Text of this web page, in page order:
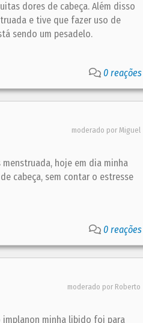
dores de cabeça. Além disso
e tive que fazer uso de
sendo um pesadelo.
0 reações
moderado por Miguel
hoje em dia minha
cabeça, sem contar o estresse
0 reações
moderado por Roberto
implanon minha libido foi para